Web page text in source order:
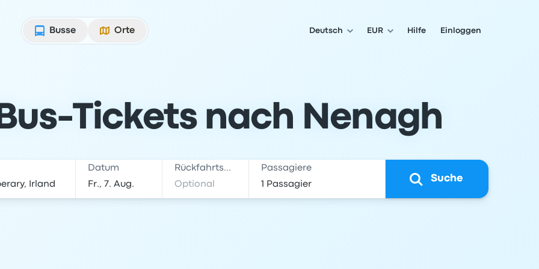
Busse
Orte Deutsch EUR Hilfe Einloggen
Tickets nach Nenagh
Datum Rückfahrtsdatum Passagiere
Suche